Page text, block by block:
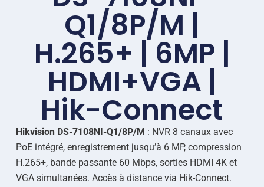
Q1/8P/M |
H.265+ | 6MP |
HDMI+VGA |
Hik-Connect
Hikvision DS-7108NI-Q1/8P/M : NVR 8 canaux avec
PoE intégré, enregistrement jusqu’à 6 MP, compression
H.265+, bande passante 60 Mbps, sorties HDMI 4K et
VGA simultanées. Accès à distance via Hik-Connect.